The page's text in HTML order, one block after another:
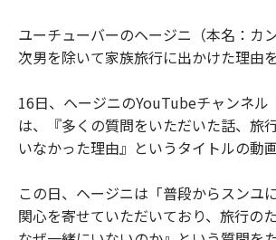
ユーチューバーのヘージニ（本名：カ
次男を除いて家族旅行に出かけた理由
16日、ヘージニのYouTubeチャンネル
は、『多くの質問をいただいた話、旅
いなかった理由』というタイトルの動
この日、ヘージニは「普段からスンユ
関心を寄せていただいており、旅行の